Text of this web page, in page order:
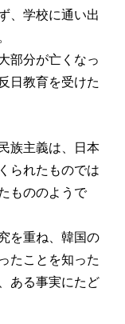
、学校に通い出
部分が亡くなっ
日教育を受けた
族主義は、日本
られたものでは
もののようで
を重ね、韓国の
たことを知った
ある事実にたど